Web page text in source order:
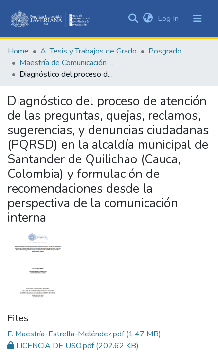
&
Collections
Statistics
Log In (current)
Home A. Tesis y Trabajos de Grado
Posgrado
Maestría de Comunicación en las Organizaciones
Diagnóstico del proceso de atención de las preguntas, quejas, reclamos, sugerencias, y denuncias ciudadanas (PQRSD) en la alcaldía municipal de Santander de Quilichao (Cauca, Colombia) y formulación de recomendaciones desde la perspectiva de la comunicación interna
Diagnóstico del proceso de atención
de las preguntas, quejas, reclamos,
sugerencias, y denuncias ciudadanas
(PQRSD) en la alcaldía municipal de
Santander de Quilichao (Cauca,
Colombia) y formulación de
recomendaciones desde la
perspectiva de la comunicación
interna
Files
F. Maestría-Estrella-Meléndez.pdf(1.47 MB)
LICENCIA DE USO.pdf(202.62 KB)